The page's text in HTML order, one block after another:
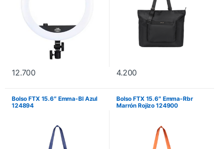
12.700 4.200
Bolso FTX 15.6″ Emma-Bl Azul
124894
Bolso FTX 15.6″ Emma-Rbr
Marrón Rojizo 124900